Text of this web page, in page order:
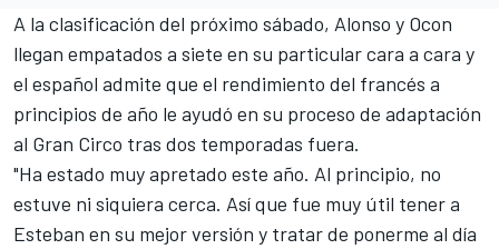
A la clasificación del próximo sábado, Alonso y Ocon
llegan empatados a siete en su particular cara a cara y
el español admite que el rendimiento del francés a
principios de año le ayudó en su proceso de adaptación
al Gran Circo tras dos temporadas fuera.
"Ha estado muy apretado este año. Al principio, no
estuve ni siquiera cerca. Así que fue muy útil tener a
Esteban en su mejor versión y tratar de ponerme al día